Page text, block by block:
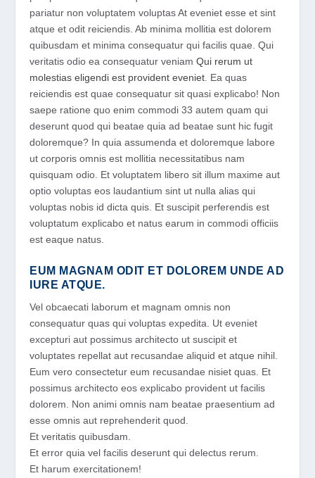
pariatur non voluptatem voluptas At eveniet esse et sint
atque et odit reiciendis. Ab minima mollitia est dolorem
quibusdam et minima consequatur qui facilis quae. Qui
veritatis odio ea consequatur veniamQui rerum ut
molestias eligendi est provident eveniet. Ea quas
reiciendis est quae consequatur sit quasi explicabo! Non
saepe ratione quo enim commodi 33 autem quam qui
deserunt quod qui beatae quia ad beatae sunt hic fugit
doloremque? In quia assumenda et doloremque labore
ut corporis omnis est mollitia necessitatibus nam
quisquam odio. Et voluptatem libero sit illum maxime aut
optio voluptas eos laudantium sint ut nulla alias qui
voluptas nobis id dicta quis. Et suscipit perferendis est
voluptatum explicabo et natus earum in commodi officiis
est eaque natus.
EUM MAGNAM ODIT ET DOLOREM UNDE AD
IURE ATQUE.
Vel obcaecati laborum et magnam omnis non
consequatur quas qui voluptas expedita. Ut eveniet
excepturi aut possimus architecto ut suscipit et
voluptates repellat aut recusandae aliquid et atque nihil.
Eum vero consectetur eum recusandae nisiet quas. Et
possimus architecto eos explicabo provident ut facilis
dolorem. Non animi omnis nam beatae praesentium ad
esse omnis aut reprehenderit quod.
Et veritatis quibusdam.
Et error quia vel facilis deserunt qui delectus rerum.
Et harum exercitationem!